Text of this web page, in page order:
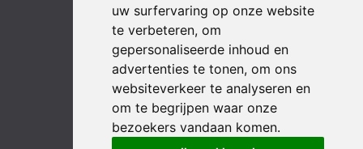
uw surfervaring op onze website
te verbeteren, om
gepersonaliseerde inhoud en
advertenties te tonen, om ons
websiteverkeer te analyseren en
om te begrijpen waar onze
bezoekers vandaan komen.
LinkedIn YouTube InstagramFacebook